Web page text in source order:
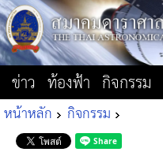
ข่าว ท้องฟ้า กิจกรรม
หน้าหลัก กิจกรรม